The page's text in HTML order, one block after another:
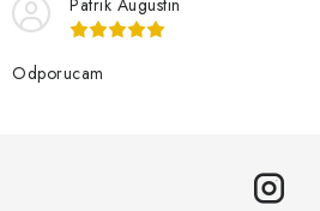
Patrik Augustin
Odporucam